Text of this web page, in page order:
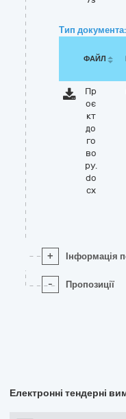
Тип
ФАЙЛ
Пр
оє
кт
до
го
во
ру.
do
cx
+ Інформація
- Пропозиції
Електронні тендерні